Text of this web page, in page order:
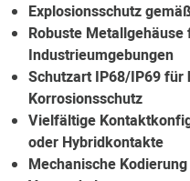
Explosionsschutz
Robuste
Industrieumgebungen
Schutzart IP68/IP69 für
Korrosionsschutz
Vielfältige
oder Hybridkontakte
Mechanische